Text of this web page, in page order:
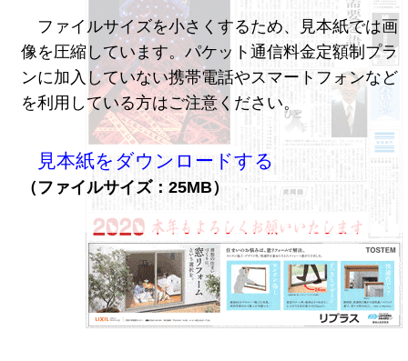
ファイルサイズを小さくするため、見本紙では画
像を圧縮しています。パケット通信料金定額制プラ
ンに加入していない携帯電話やスマートフォンなど
を利用している方はご注意ください。
見本紙をダウンロードする
（ファイルサイズ：25MB）